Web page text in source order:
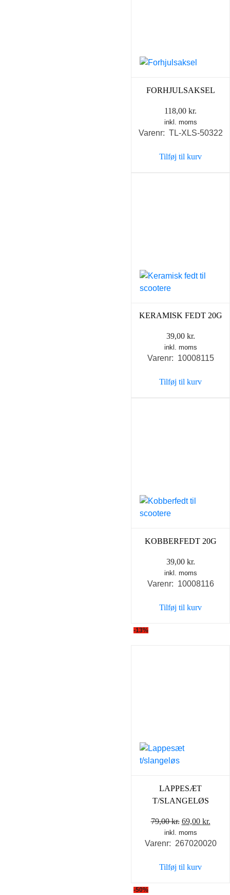
FORHJULSAKSEL
118,00 kr.
inkl. moms
Varenr: TL-XLS-50322
Tilføj til kurv
KERAMISK FEDT 20G
39,00 kr.
inkl. moms
Varenr: 10008115
Tilføj til kurv
KOBBERFEDT 20G
39,00 kr.
inkl. moms
Varenr: 10008116
Tilføj til kurv
-13%
LAPPESÆT
T/SLANGELØS
79,00kr. Den
oprindelige
pris
79,00 kr..
69,00 kr.
pris
inkl. moms
Varenr: 267020020
Tilføj til kurv
-50%